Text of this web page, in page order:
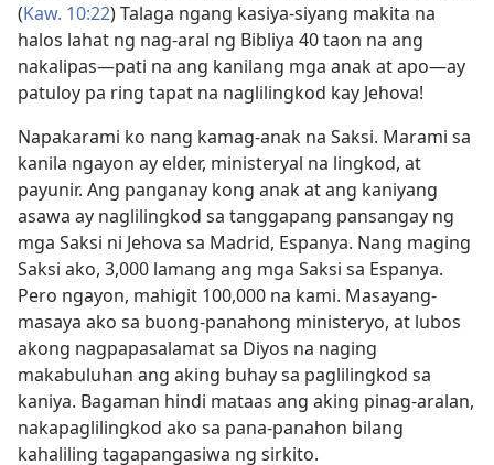
(Kaw. 10:22) Talaga ngang kasiya-siyang makita na
halos lahat ng nag-aral ng Bibliya 40 taon na ang
nakalipas​—pati na ang kanilang mga anak at apo​—ay
patuloy pa ring tapat na naglilingkod kay Jehova!
Napakarami ko nang kamag-anak na Saksi. Marami sa
kanila ngayon ay elder, ministeryal na lingkod, at
payunir. Ang panganay kong anak at ang kaniyang
asawa ay naglilingkod sa tanggapang pansangay ng
mga Saksi ni Jehova sa Madrid, Espanya. Nang maging
Saksi ako, 3,000 lamang ang mga Saksi sa Espanya.
Pero ngayon, mahigit 100,000 na kami. Masayang-
masaya ako sa buong-panahong ministeryo, at lubos
akong nagpapasalamat sa Diyos na naging
makabuluhan ang aking buhay sa paglilingkod sa
kaniya. Bagaman hindi mataas ang aking pinag-aralan,
nakapaglilingkod ako sa pana-panahon bilang
kahaliling tagapangasiwa ng sirkito.